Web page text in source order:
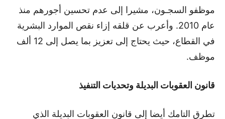
موظفو السجـون، مشيرا إلى عدم تحسين أجورهم منذ
عام 2010. وأعرب عن قلقه إزاء نقص الموارد البشرية
في القطاع، حيث يحتاج إلى تعزيز بما يصل إلى 12 ألف
موظف.
قانون العقوبات البديلة وتحديات التنفيذ
تطرق التامك أيضا إلى قانون العقوبات البديلة الذي